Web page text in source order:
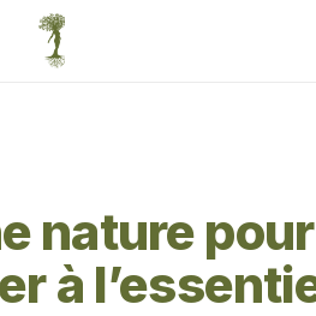
nature
à